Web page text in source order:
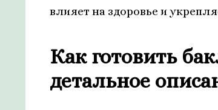
влияет на здоровье и
Как готовить
детальное